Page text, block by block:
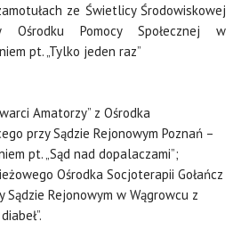
ze Świetlicy Środowiskowej
Ośrodku Pomocy Społecznej w
pt. „Tylko jeden raz”
Amatorzy” z Ośrodka
przy Sądzie Rejonowym Poznań –
pt. „Sąd nad dopalaczami”;
Ośrodka Socjoterapii Gołańcz
Rejonowym w Wągrowcu z